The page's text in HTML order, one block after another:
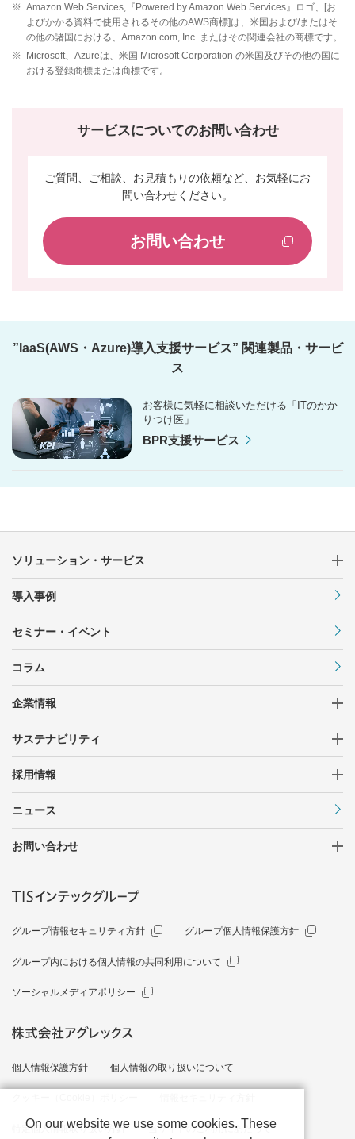
※ Amazon Web Services,『Powered by Amazon Web Services』ロゴ、[お
よびかかる資料で使用されるその他のAWS商標]は、米国および/またはそ
の他の諸国における、Amazon.com, Inc. またはその関連会社の商標です。
※
Microsoft、Azureは、米国 Microsoft Corporation の米国及びその他の国に
おける登録商標または商標です。
サービスについてのお問い合わせ
ご質問、ご相談、お見積もりの依頼など、お気軽にお
問い合わせください。
お問い合わせ
”IaaS(AWS・Azure)導入支援サービス” 関連製品・サービ
ス
お客様に気軽に相談いただける「ITのかか
りつけ医」
BPR支援サービス
ソリューション・サービス
導入事例
セミナー・イベント
コラム
企業情報
サステナビリティ
採用情報
ニュース
お問い合わせ
グループ情報セキュリティ方針 グループ個人情報保護方針
グループ内における個人情報の共同利用について
ソーシャルメディアポリシー
個人情報保護方針 個人情報の取り扱いについて
特定個人情報取り扱い方針 当サイトのご利用にあたって
On our website we use some cookies. These